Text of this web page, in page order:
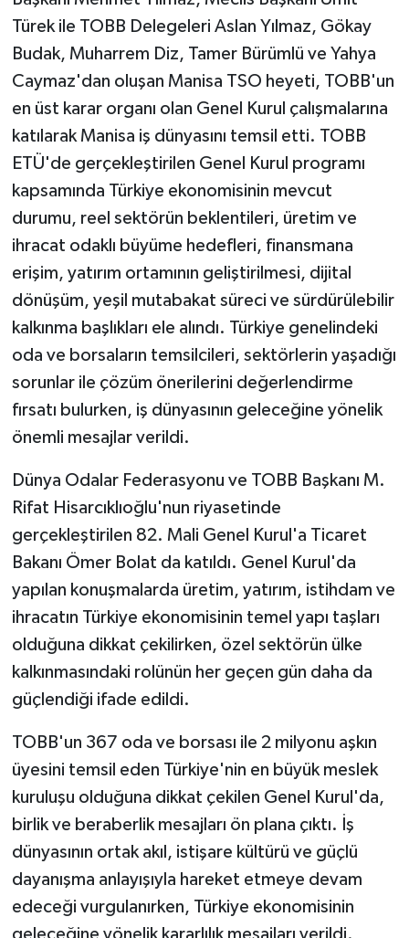
Türek ile TOBB Delegeleri Aslan Yılmaz, Gökay
Budak, Muharrem Diz, Tamer Bürümlü ve Yahya
Caymaz'dan oluşan Manisa TSO heyeti, TOBB'un
en üst karar organı olan Genel Kurul çalışmalarına
katılarak Manisa iş dünyasını temsil etti. TOBB
ETÜ'de gerçekleştirilen Genel Kurul programı
kapsamında Türkiye ekonomisinin mevcut
durumu, reel sektörün beklentileri, üretim ve
ihracat odaklı büyüme hedefleri, finansmana
erişim, yatırım ortamının geliştirilmesi, dijital
dönüşüm, yeşil mutabakat süreci ve sürdürülebilir
kalkınma başlıkları ele alındı. Türkiye genelindeki
oda ve borsaların temsilcileri, sektörlerin yaşadığı
sorunlar ile çözüm önerilerini değerlendirme
fırsatı bulurken, iş dünyasının geleceğine yönelik
önemli mesajlar verildi.
Dünya Odalar Federasyonu ve TOBB Başkanı M.
Rifat Hisarcıklıoğlu'nun riyasetinde
gerçekleştirilen 82. Mali Genel Kurul'a Ticaret
Bakanı Ömer Bolat da katıldı. Genel Kurul'da
yapılan konuşmalarda üretim, yatırım, istihdam ve
ihracatın Türkiye ekonomisinin temel yapı taşları
olduğuna dikkat çekilirken, özel sektörün ülke
kalkınmasındaki rolünün her geçen gün daha da
güçlendiği ifade edildi.
TOBB'un 367 oda ve borsası ile 2 milyonu aşkın
üyesini temsil eden Türkiye'nin en büyük meslek
kuruluşu olduğuna dikkat çekilen Genel Kurul'da,
birlik ve beraberlik mesajları ön plana çıktı. İş
dünyasının ortak akıl, istişare kültürü ve güçlü
dayanışma anlayışıyla hareket etmeye devam
edeceği vurgulanırken, Türkiye ekonomisinin